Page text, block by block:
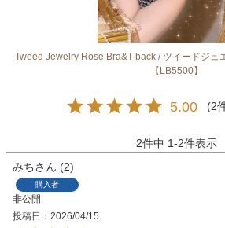
Tweed Jewelry Rose Bra&T-back / ツイードジュ
【LB5500】
5.00 2
2件中 1-2件表示
みち
2
購入者
非公開
投稿日
2026/04/15